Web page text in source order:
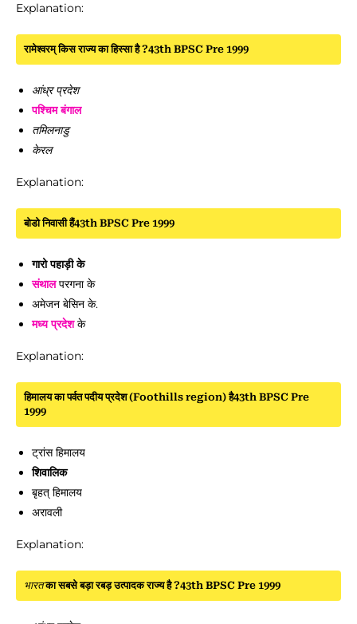
Explanation:
रामेश्वरम् किस राज्य का हिस्सा है ?43th BPSC Pre 1999
आंध्र प्रदेश
पश्चिम बंगाल
तमिलनाडु
केरल
Explanation:
बोडो निवासी हैं43th BPSC Pre 1999
गारो पहाड़ी के
संथालपरगना के
अमेजन बेसिन के.
मध्य प्रदेशके
Explanation:
हिमालय का पर्वत पदीय प्रदेश (Foothills region) है43th BPSC Pre
1999
ट्रांस हिमालय
शिवालिक
बृहत् हिमालय
अरावली
Explanation:
भारतका सबसे बड़ा रबड़ उत्पादक राज्य है ?43th BPSC Pre 1999